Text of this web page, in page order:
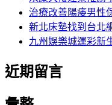
治療改善陽痿男性
新北床墊找到台北
九州娛樂城運彩新
近期留言